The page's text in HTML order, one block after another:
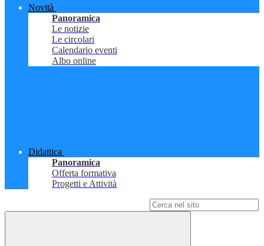
Novità
Panoramica
Le notizie
Le circolari
Calendario eventi
Albo online
Didattica
Panoramica
Offerta formativa
Progetti e Attività